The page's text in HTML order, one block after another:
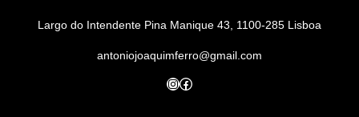
Largo do Intendente Pina Manique 43, 1100-285 Lisboa
antoniojoaquimferro@gmail.com
InstagramFacebook